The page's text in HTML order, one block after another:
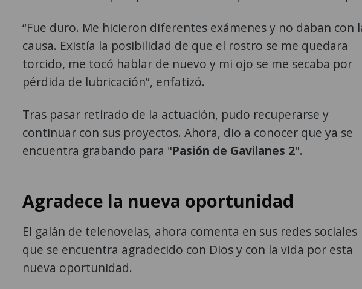
“Fue duro. Me hicieron diferentes exámenes y no daban con
causa. Existía la posibilidad de que el rostro se me quedara
torcido, me tocó hablar de nuevo y mi ojo se me secaba por
pérdida de lubricación”, enfatizó.
Tras pasar retirado de la actuación, pudo recuperarse y
continuar con sus proyectos. Ahora, dio a conocer que ya se
encuentra grabando para "Pasión de Gavilanes 2".
Agradece la nueva oportunidad
El galán de telenovelas, ahora comenta en sus redes sociales
que se encuentra agradecido con Dios y con la vida por esta
nueva oportunidad.